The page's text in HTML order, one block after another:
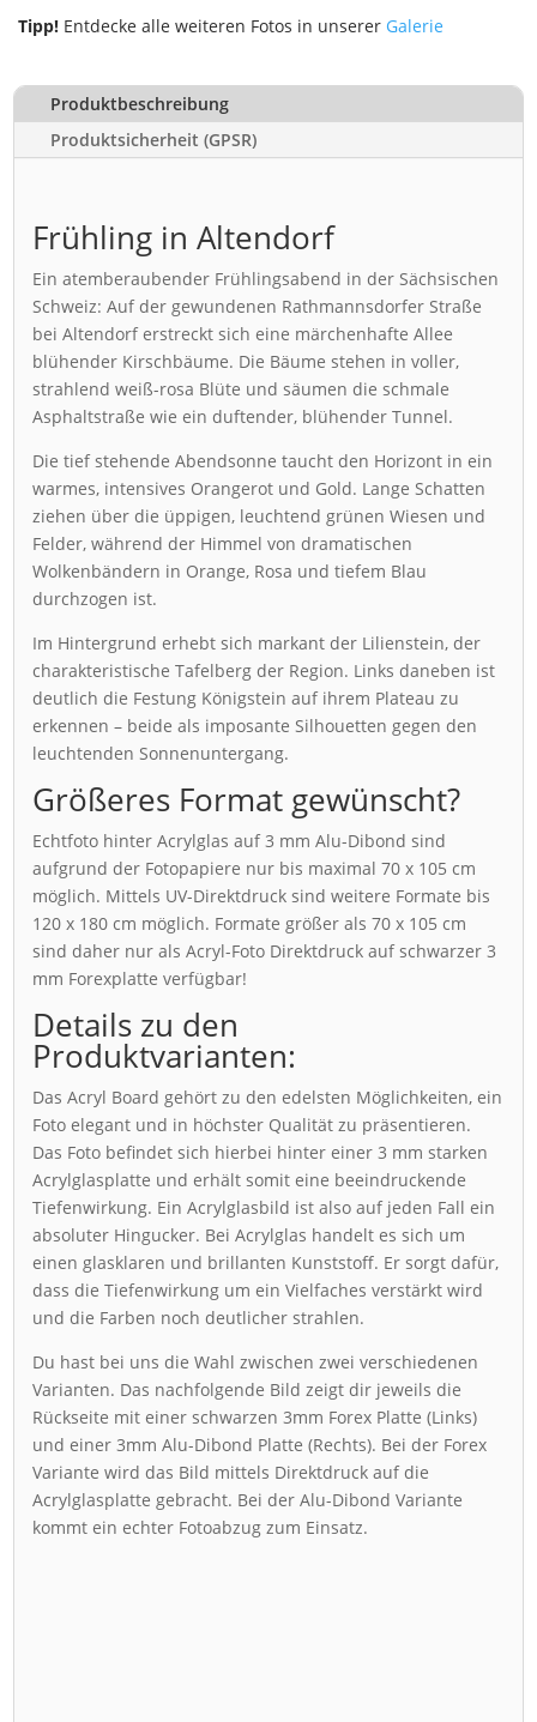
Tipp! Entdecke alle weiteren Fotos in unserer Galerie
Produktbeschreibung
Produktsicherheit (GPSR)
Frühling in Altendorf
Ein atemberaubender Frühlingsabend in der Sächsischen
Schweiz: Auf der gewundenen Rathmannsdorfer Straße
bei Altendorf erstreckt sich eine märchenhafte Allee
blühender Kirschbäume. Die Bäume stehen in voller,
strahlend weiß-rosa Blüte und säumen die schmale
Asphaltstraße wie ein duftender, blühender Tunnel.
Die tief stehende Abendsonne taucht den Horizont in ein
warmes, intensives Orangerot und Gold. Lange Schatten
ziehen über die üppigen, leuchtend grünen Wiesen und
Felder, während der Himmel von dramatischen
Wolkenbändern in Orange, Rosa und tiefem Blau
durchzogen ist.
Im Hintergrund erhebt sich markant der Lilienstein, der
charakteristische Tafelberg der Region. Links daneben ist
deutlich die Festung Königstein auf ihrem Plateau zu
erkennen – beide als imposante Silhouetten gegen den
leuchtenden Sonnenuntergang.
Größeres Format gewünscht?
Echtfoto hinter Acrylglas auf 3 mm Alu-Dibond sind
aufgrund der Fotopapiere nur bis maximal 70 x 105 cm
möglich. Mittels UV-Direktdruck sind weitere Formate bis
120 x 180 cm möglich. Formate größer als 70 x 105 cm
sind daher nur als Acryl-Foto Direktdruck auf schwarzer 3
mm Forexplatte verfügbar!
Details zu den
Produktvarianten:
Das Acryl Board gehört zu den edelsten Möglichkeiten, ein
Foto elegant und in höchster Qualität zu präsentieren.
Das Foto befindet sich hierbei hinter einer 3 mm starken
Acrylglasplatte und erhält somit eine beeindruckende
Tiefenwirkung. Ein Acrylglasbild ist also auf jeden Fall ein
absoluter Hingucker. Bei Acrylglas handelt es sich um
einen glasklaren und brillanten Kunststoff. Er sorgt dafür,
dass die Tiefenwirkung um ein Vielfaches verstärkt wird
und die Farben noch deutlicher strahlen.
Du hast bei uns die Wahl zwischen zwei verschiedenen
Varianten. Das nachfolgende Bild zeigt dir jeweils die
Rückseite mit einer schwarzen 3mm Forex Platte (Links)
und einer 3mm Alu-Dibond Platte (Rechts). Bei der Forex
Variante wird das Bild mittels Direktdruck auf die
Acrylglasplatte gebracht. Bei der Alu-Dibond Variante
kommt ein echter Fotoabzug zum Einsatz.